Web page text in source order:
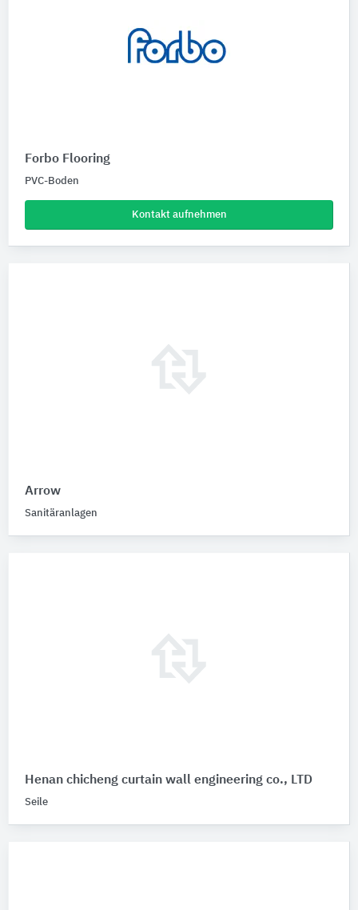
Forbo Flooring
PVC-Boden
Kontakt aufnehmen
Arrow
Sanitäranlagen
Henan chicheng curtain wall engineering co., LTD
Seile